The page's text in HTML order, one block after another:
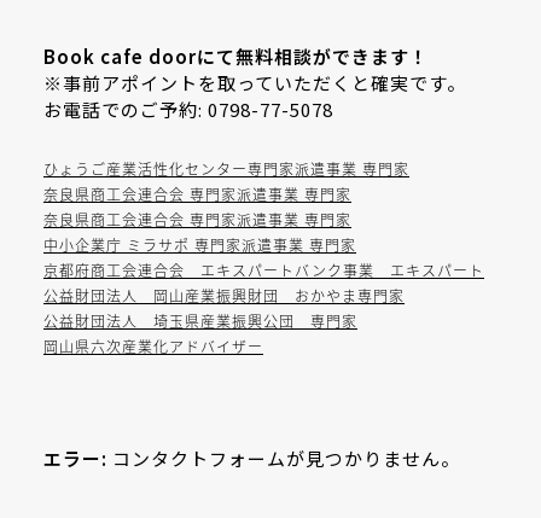
Book cafe doorにて無料相談ができます！
※事前アポイントを取っていただくと確実です。
お電話でのご予約: 0798-77-5078
ひょうご産業活性化センター専門家派遣事業 専門家
奈良県商工会連合会 専門家派遣事業 専門家
奈良県商工会連合会 専門家派遣事業 専門家
中小企業庁 ミラサポ 専門家派遣事業 専門家
京都府商工会連合会 エキスパートバンク事業 エキスパート
公益財団法人 岡山産業振興財団 おかやま専門家
公益財団法人 埼玉県産業振興公団 専門家
岡山県六次産業化アドバイザー
エラー: コンタクトフォームが見つかりません。